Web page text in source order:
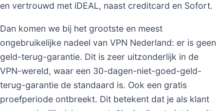
en vertrouwd met iDEAL, naast creditcard en Sofort.
Dan komen we bij het grootste en meest
ongebruikelijke nadeel van VPN Nederland: er is geen
geld-terug-garantie. Dit is zeer uitzonderlijk in de
VPN-wereld, waar een 30-dagen-niet-goed-geld-
terug-garantie de standaard is. Ook een gratis
proefperiode ontbreekt. Dit betekent dat je als klant